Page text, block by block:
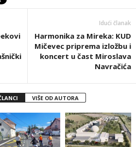
Idući članak
Harmonika za Mireka: KUD
Mičevec priprema izložbu i
koncert u čast Miroslava
Navračića
VIŠE OD AUTORA